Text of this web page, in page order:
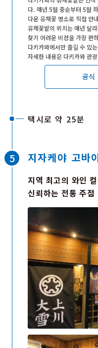
현장에는 사람들의
특산물인 식용 유채
기름을 사용한 먹거
에서 마음이 편안해
어떨까요?
다. 매년 5월 중순부터 5월
다운 유채꽃 명소로 직접 안
유채꽃밭의 위치는 매년 달
찾기 어려운 비경을 가장 편
다키카와에서만 즐길 수 있
자세한 내용은 다키카와 관
공식
택시로 약 25분
지자케야 고바
지역 최고의 와인
신뢰하는 전통 주점